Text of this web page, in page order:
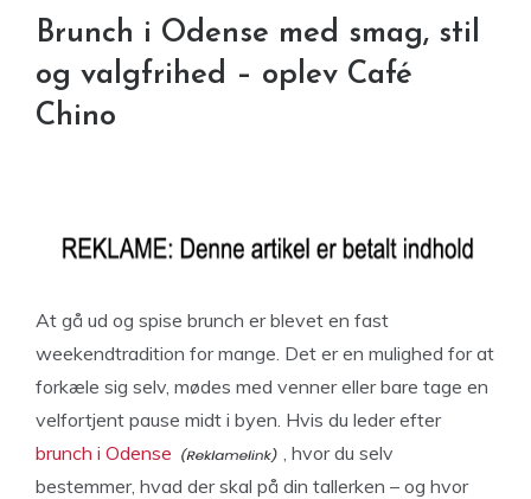
Brunch i Odense med smag, stil
og valgfrihed – oplev Café
Chino
At gå ud og spise brunch er blevet en fast
weekendtradition for mange. Det er en mulighed for at
forkæle sig selv, mødes med venner eller bare tage en
velfortjent pause midt i byen. Hvis du leder efter
brunch i Odense
, hvor du selv
bestemmer, hvad der skal på din tallerken – og hvor